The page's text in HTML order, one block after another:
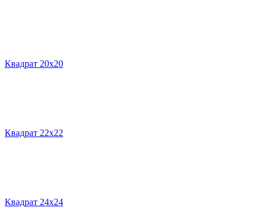
Квадрат 20х20
Квадрат 22х22
Квадрат 24х24